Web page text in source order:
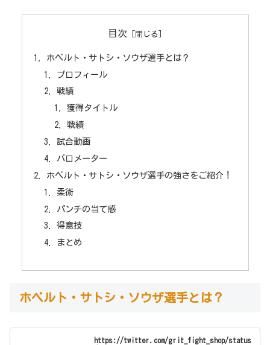
目次
ホベルト・サトシ・ソウザ選手とは？
プロフィール
戦績
獲得タイトル
戦績
試合動画
バロメーター
ホベルト・サトシ・ソウザ選手の強さをご紹介！
柔術
パンチの当て感
得意技
まとめ
ホベルト・サトシ・ソウザ選手とは？
https://twitter.com/grit_fight_shop/status